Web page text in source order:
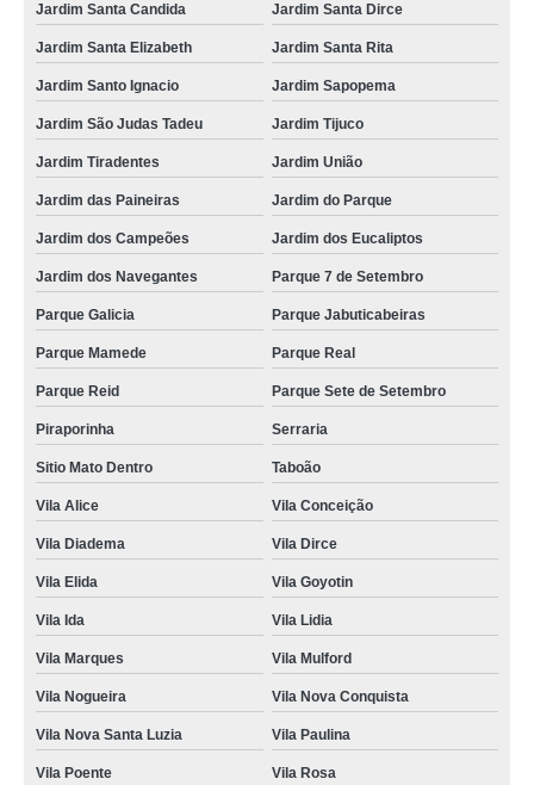
Jardim Santa Candida Jardim Santa Dirce
Jardim Santa Elizabeth Jardim Santa Rita
Jardim Santo Ignacio Jardim Sapopema
Jardim São Judas Tadeu Jardim Tijuco
Jardim Tiradentes Jardim União
Jardim das Paineiras Jardim do Parque
Jardim dos Campeões Jardim dos Eucaliptos
Jardim dos Navegantes Parque 7 de Setembro
Parque Galicia Parque Jabuticabeiras
Parque Mamede Parque Real
Parque Reid Parque Sete de Setembro
Piraporinha Serraria
Sitio Mato Dentro Taboão
Vila Alice Vila Conceição
Vila Diadema Vila Dirce
Vila Elida Vila Goyotin
Vila Ida Vila Lidia
Vila Marques Vila Mulford
Vila Nogueira Vila Nova Conquista
Vila Nova Santa Luzia Vila Paulina
Vila Poente Vila Rosa